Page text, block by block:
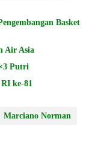
Basket
Air Asia
Putri
ke-81
Marciano Norman